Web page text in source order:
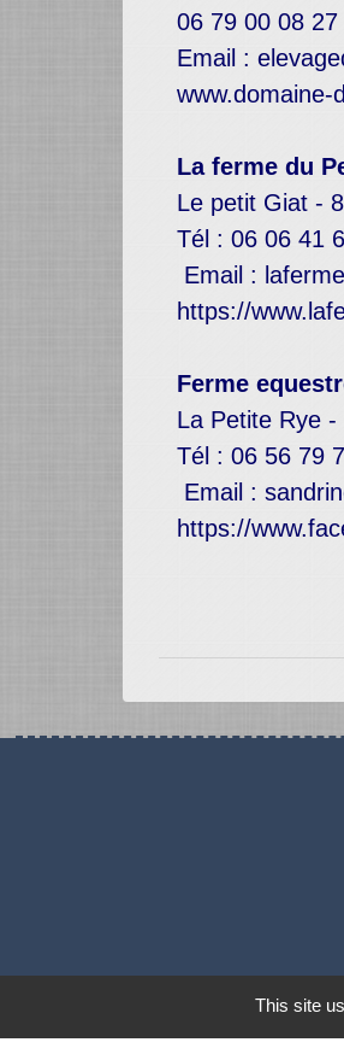
06 79 00 08
Email :
www.domaine-
La ferme du
Le petit Giat -
Tél : 06 06 41
Email :
https://
Ferme
La Petite Rye
Tél : 06 56 79
Email :
https://
This site